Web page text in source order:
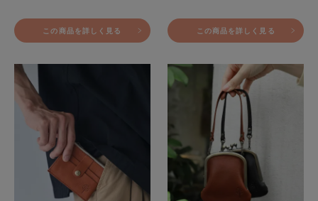
この商品を詳しく見る この商品を詳しく見る